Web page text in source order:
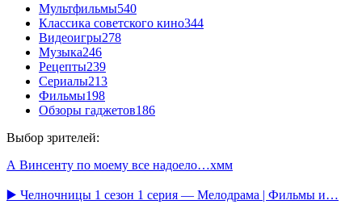
Мультфильмы540
Классика советского кино344
Видеоигры278
Музыка246
Рецепты239
Сериалы213
Фильмы198
Обзоры гаджетов186
Выбор зрителей:
А Винсенту по моему все надоело…хмм
▶️ Челночницы 1 сезон 1 серия — Мелодрама | Фильмы и…